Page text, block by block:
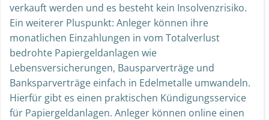
verkauft werden und es besteht kein Insolvenzrisiko.
Ein weiterer Pluspunkt: Anleger können ihre
monatlichen Einzahlungen in vom Totalverlust
bedrohte Papiergeldanlagen wie
Lebensversicherungen, Bausparverträge und
Banksparverträge einfach in Edelmetalle umwandeln.
Hierfür gibt es einen praktischen Kündigungsservice
für Papiergeldanlagen. Anleger können online einen